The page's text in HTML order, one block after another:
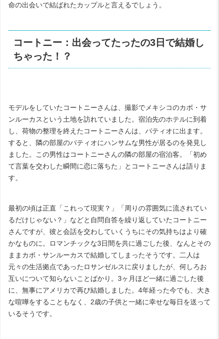
命の出会いで結ばれたカップルと言えるでしょう。
コートニー：出会ってたったの3 日で結婚し
ちゃった！？
モデルをしていたコートニーさんは、撮影でメキシコのカボ・サ
ンルーカスという土地を訪れていました。宿泊先のホテルに到着
し、荷物の整理を終えたコートニーさんは、パティオに出ます。
すると、隣の部屋のパティオにハンサムな男性が居るのを発見し
ました。この男性はコートニーさんの隣の部屋の宿泊客。「初め
て言葉を交わした瞬間に恋に落ちた」とコートニーさんは語りま
す。
最初の頃は正直「これって現実？」「周りの雰囲気に流されてい
るだけじゃない？」などと自問自答を繰り返していたコートニー
さんですが、彼と会話を交わしていくうちにその気持ちはより確
かなものに。ロマンチックな3日間を共に過ごした後、なんとその
ままカボ・サンルーカスで結婚してしまったそうです。二人は
元々の生活拠点であったロサンゼルスに戻りましたが、何しろお
互いについて知らないことばかり。 3ヶ月ほど一緒に過ごした後
に、無事にアメリカで再び結婚しました。 4年経った今でも、大き
な喧嘩をすることもなく、 2歳の子供と一緒に幸せな毎日を送って
いるそうです。